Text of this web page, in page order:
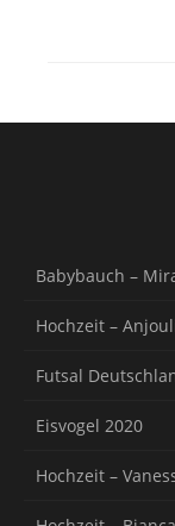
Babybauch –
Hochzeit –
Futsal
Eisvogel 2020
Hochzeit –